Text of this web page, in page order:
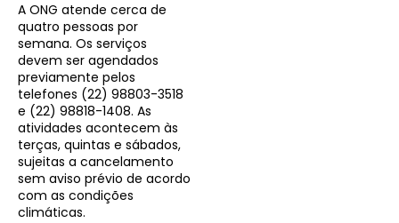
A ONG atende cerca de
quatro pessoas por
semana. Os serviços
devem ser agendados
previamente pelos
telefones (22) 98803-3518
e (22) 98818-1408. As
atividades acontecem às
terças, quintas e sábados,
sujeitas a cancelamento
sem aviso prévio de acordo
com as condições
climáticas.